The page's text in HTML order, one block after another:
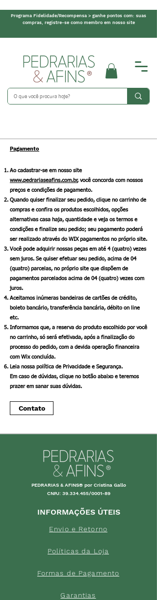
Programa Fidelidade/Recompensa > ganhe pontos com: suas
compras, registre-se como membro em nosso site
Pagamento
Ao cadastrar-se em nosso site
www.pedrariaseafins.com.br, você concorda com nossos
preços e condições de pagamento.
Quando quiser finalizar seu pedido, clique no carrinho de
compras e confira os produtos escolhidos, opções
alternativas casa haja, quantidade e veja os termos e
condições e finalize seu pedido; seu pagamento poderá
ser realizado através do WIX pagamentos no próprio site.
Você pode adquirir nossas peças em até 4 (quatro) vezes
sem juros. Se quiser efetuar seu pedido, acima de 04
(quatro) parcelas, no próprio site que dispõem de
pagamentos parcelados acima de 04 (quatro) vezes com
juros.
Aceitamos inúmeras bandeiras de cartões de crédito,
boleto bancário, transferência bancária, débito on line
etc.
Informamos que, a reserva do produto escolhido por você
no carrinho, só será efetivada, após a finalização do
processo do pedido, com a devida operação financeira
com Wix concluída.
Leia nossa política de Privacidade e Segurança.
​Em caso de dúvidas, clique no botão abaixo e teremos
prazer em sanar suas dúvidas.​
Contato
PEDRARIAS & AFINS® por Cristina Gallo
CNPJ: 39.334.455/0001-89
INFORMAÇÕES ÚTEIS
Envio e Retorno
Políticas da Loja
Formas de Paga mento
Garantias